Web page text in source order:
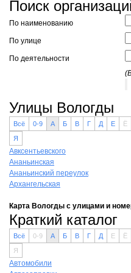
Поиск
По наименованию
По улице
По деятельности
Улицы Вологды
Всё 0-9 А Б В Г Д Е Ё
Я
Авксентьевского
Ананьинская
Ананьинский переулок
Архангельская
Карта Вологды с улицами и
Краткий каталог
Всё 0-9 А Б В Г Д Е Ё
Я
Автомобили